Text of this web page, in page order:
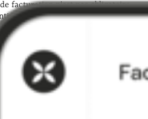
facturation n'est pas obligatoire,
CPAM. Ces derniers ont
pour recevoir les
être équipés d'une solution
1er janvier 2027.
de taxi seront impactés par la
électronique.
de facturation électronique
la facturation libre. Notre
peut également simplifier le